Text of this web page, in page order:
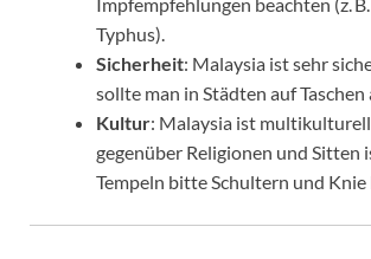
Typhus).
Sicherheit: Malaysia ist sehr
sollte man in Städten auf Taschen
Kultur: Malaysia ist
gegenüber Religionen und Sitten
Tempeln bitte Schultern und Knie